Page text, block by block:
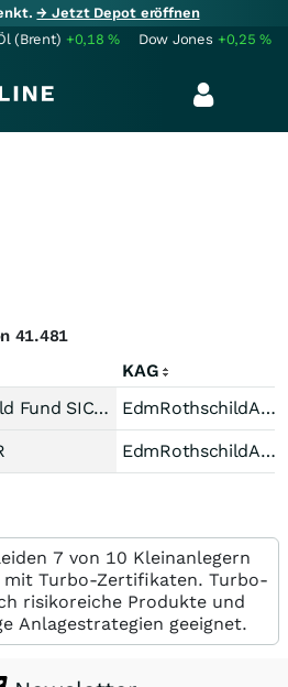
→ Jetzt Depot eröffnen
(Brent) +0,18% Dow Jones +0,25%
41.481
KAG
Edmond de Rothschild Fund SICAV - Emerging Bonds A-EUR H
EdmRothschildAM(Lux)
EdmRothschildAM(Lux)
7 von 10 Kleinanlegern
mit Turbo-Zertifikaten. Turbo-
risikoreiche Produkte und
Anlagestrategien geeignet.